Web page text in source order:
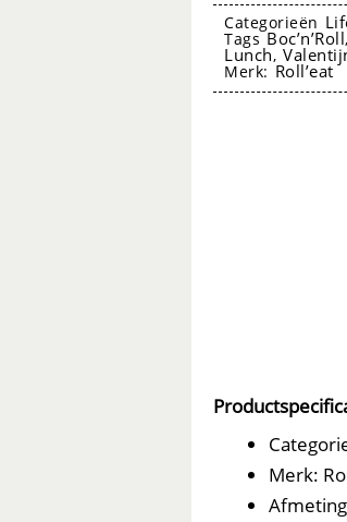
Vintage
Bloom
Categorieën
Tags Boc’n’Roll,
Lunch,
Merk: Roll’eat
Merk: